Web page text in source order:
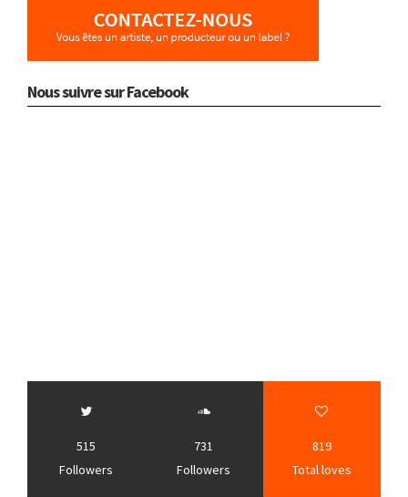
Nous suivre sur Facebook
515
Followers
731
Followers
819
Total loves